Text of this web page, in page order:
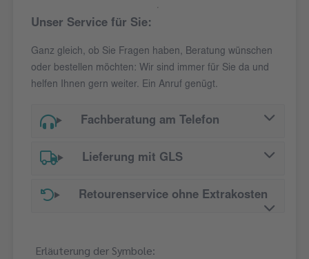
Unser Service für Sie:
Ganz gleich, ob Sie Fragen haben, Beratung wünschen
oder bestellen möchten: Wir sind immer für Sie da und
helfen Ihnen gern weiter. Ein Anruf genügt.
Fachberatung am Telefon
Lieferung mit GLS
Retourenservice ohne Extrakosten
Erläuterung der Symbole: